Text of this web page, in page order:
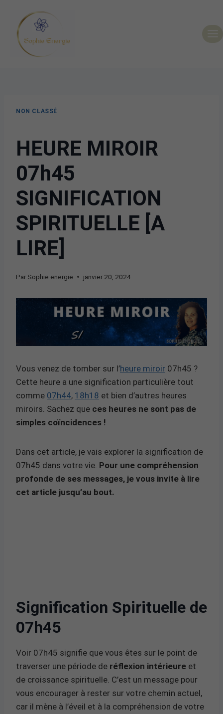
NON CLASSÉ
HEURE MIROIR
07h45
SIGNIFICATION
SPIRITUELLE [A
LIRE]
Par Sophie energie janvier 20, 2024
Vous venez de tomber sur l’heure miroir 07h45 ?
Cette heure a une signification particulière tout
comme 07h44, 18h18 et bien d’autres heures
miroirs. Sachez que ces heures ne sont pas de
simples coïncidences !
Dans cet article, je vais explorer la signification de
07h45 dans votre vie. Pour une compréhension
profonde de ses messages, je vous invite à lire
cet article jusqu’au bout.
Signification Spirituelle de
07h45
Voir 07h45 signifie que vous êtes sur le point de
traverser une période de réflexion intérieure et
de croissance spirituelle. C’est un message pour
vous encourager à rester sur votre chemin actuel,
car il mène à l’éveil et à la compréhension de votre